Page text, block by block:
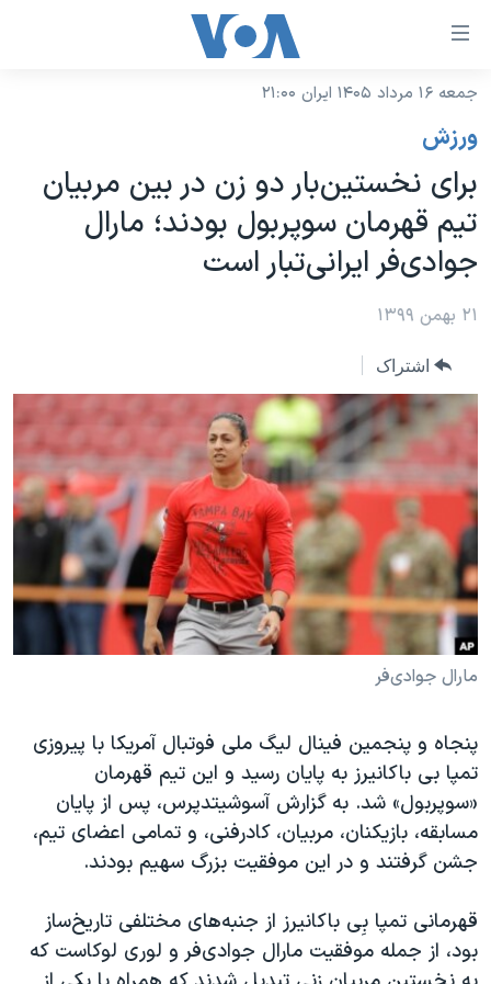
لینکهای
دسترسی
جهش
محتوای
اصلی
جهش
صفحه
جهش
به
جستجو
نسخه سبک وب‌سایت
موضوع ها
ایران
آمریکا
جهان
ورزشی
گزیده‌ها
ویژه برنامه‌ها
ویدیوها
فرهنگ و زندگی
حقوق شهروندی
اقتصادی
علم و فناوری
اسرائیل در جنگ
آرشیو پخش زنده
برنامه های تلویزیونی
جدول برنامه ها
صفحه‌های ویژه
جام جهانی ۲۰۲۶
عملیات خشم حماسی
۲۵۰سالگی آمریکا
بایگانی برنامه‌های تلویزیونی
مستندها
انتخابات ریاست جمهوری آمریکا ۲۰۲۴
حمله جمهوری اسلامی به اسرائیل
رمز مهسا
ورزش زنان در ایران
مجموعه مستندهای دادخواهی
تریبونال مردمی آبان ۹۸
دادگاه حمید نوری
چهل سال گروگان‌گیری
اعتراضات مردمی آبان ۹۸
فرکانس‌های صدای آمریکا
پخش رادیویی
یادگیری زبان انگلیسی
دنبال کنید
زبانهای مختلف
جمعه ۱۶ مرداد ۱۴۰۵ ایران ۲۱:۰۰
ورزش
برای نخستین‌بار دو زن در بین مربیان
تیم قهرمان سوپربول بودند؛‌ مارال
جوادی‌فر ایرانی‌تبار است
۲۱ بهمن ۱۳۹۹
اشتراک
مارال جوادی‌فر
پنجاه و پنجمین فینال لیگ ملی فوتبال آمریکا با پیروزی
تمپا بی باکانیرز به پایان رسید و این تیم قهرمان
«سوپربول» شد. به گزارش آسوشیتدپرس، پس از پایان
مسابقه، بازیکنان، مربیان، کادرفنی، و تمامی اعضای تیم،
جشن گرفتند و در این موفقیت بزرگ سهیم بودند.
قهرمانی تمپا بِی باکانیرز از جنبه‌های مختلفی تاریخ‌ساز
بود، از جمله موفقیت مارال جوادی‌فر و لوری لوکاست که